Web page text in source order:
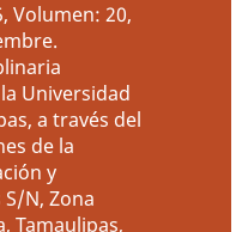
Volumen: 20,
Universidad
a través del
de la
y
N, Zona
Tamaulipas,